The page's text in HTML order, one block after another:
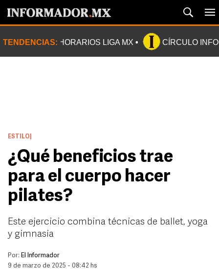
TENDENCIAS: HORARIOS LIGA MX CÍRCULO
ESTILO
¿Qué beneficios trae
para el cuerpo hacer
pilates?
Este ejercicio combina técnicas de ballet, yoga
y gimnasia
Por: El Informador
9 de marzo de 2025 - 08:42 hs